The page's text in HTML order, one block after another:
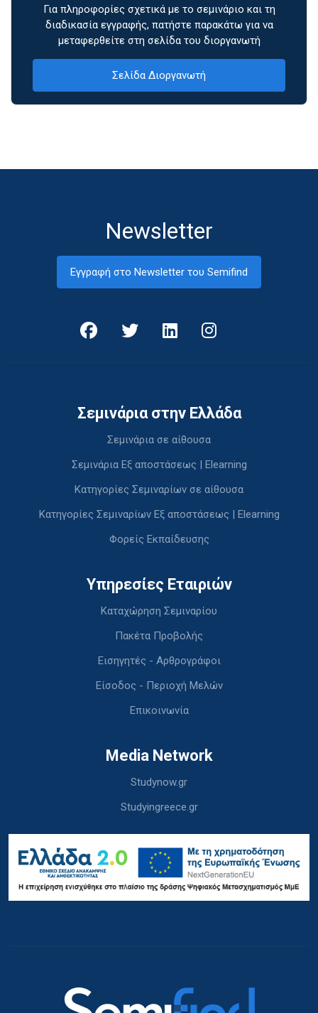
Για πληροφορίες σχετικά με το σεμινάριο και τη
διαδικασία εγγραφής, πατήστε παρακάτω για να
μεταφερθείτε στη σελίδα του διοργανωτή
Σελίδα Διοργανωτή
Newsletter
Εγγραφή στο Newsletter του Semifind
Σεμινάρια στην Ελλάδα
Σεμινάρια σε αίθουσα
Σεμινάρια Εξ αποστάσεως | Elearning
Κατηγορίες Σεμιναρίων σε αίθουσα
Κατηγορίες Σεμιναρίων Εξ αποστάσεως | Elearning
Φορείς Εκπαίδευσης
Υπηρεσίες Εταιριών
Καταχώρηση Σεμιναρίου
Πακέτα Προβολής
Εισηγητές - Αρθρογράφοι
Είσοδος - Περιοχή Μελών
Επικοινωνία
Media Network
Studynow.gr
Studyingreece.gr